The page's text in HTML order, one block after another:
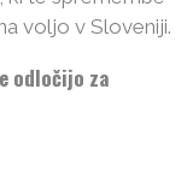
voljo v Sloveniji.
odločijo za